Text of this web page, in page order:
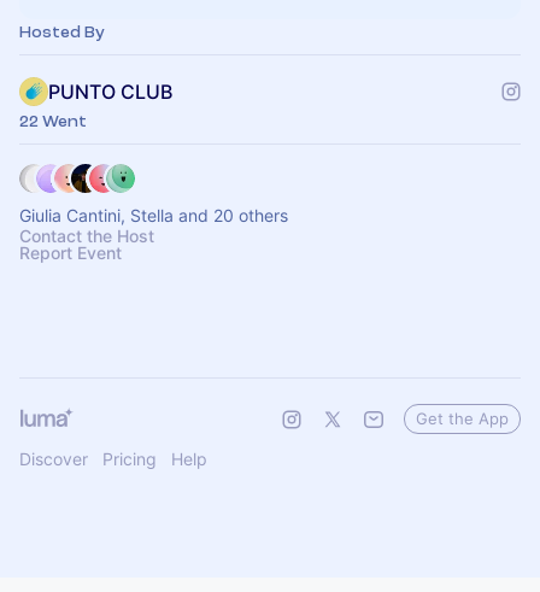
Hosted By
PUNTO CLUB
22 Went
Giulia Cantini, Stella and 20 others
Contact the Host
Report Event
Discover Pricing Help
Get the App